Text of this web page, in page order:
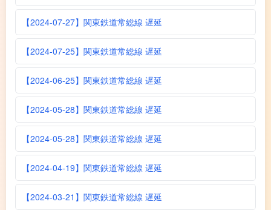
【2024-07-27】関東鉄道常総線 遅延
【2024-07-25】関東鉄道常総線 遅延
【2024-06-25】関東鉄道常総線 遅延
【2024-05-28】関東鉄道常総線 遅延
【2024-05-28】関東鉄道常総線 遅延
【2024-04-19】関東鉄道常総線 遅延
【2024-03-21】関東鉄道常総線 遅延